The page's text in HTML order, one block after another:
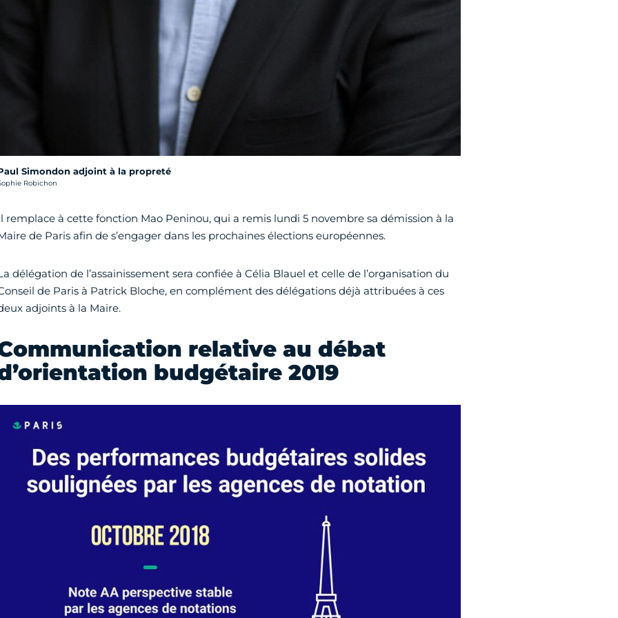
Simondon adjoint à la propreté
photo :
Robichon
remplace à cette fonction Mao Peninou, qui a remis lundi 5 novembre sa démission à la
de Paris afin de s’engager dans les prochaines élections européennes.
délégation de l’assainissement sera confiée à Célia Blauel et celle de l’organisation du
de Paris à Patrick Bloche, en complément des délégations déjà attribuées à ces
adjoints à la Maire.
relative au débat
budgétaire 2019